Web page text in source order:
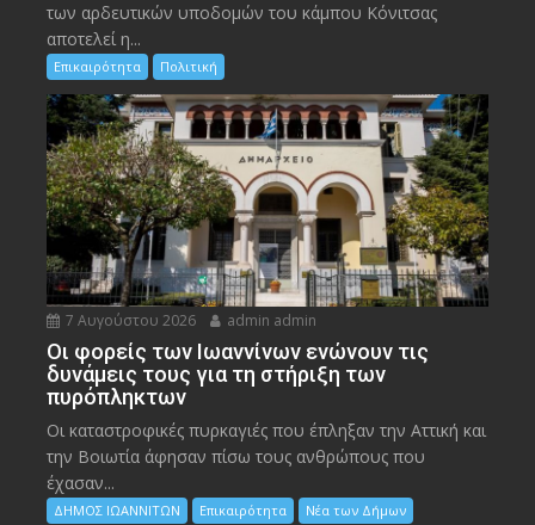
των αρδευτικών υποδομών του κάμπου Κόνιτσας
αποτελεί η...
Επικαιρότητα Πολιτική
7 Αυγούστου 2026 admin admin
Οι φορείς των Ιωαννίνων ενώνουν τις
δυνάμεις τους για τη στήριξη των
πυρόπληκτων
Οι καταστροφικές πυρκαγιές που έπληξαν την Αττική και
την Bοιωτία άφησαν πίσω τους ανθρώπους που
έχασαν...
ΔΗΜΟΣ ΙΩΑΝΝΙΤΩΝ Επικαιρότητα Νέα των Δήμων